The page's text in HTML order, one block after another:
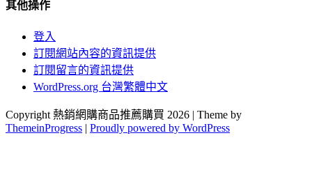
其他操作
登入
訂閱網站內容的資訊提供
訂閱留言的資訊提供
WordPress.org 台灣繁體中文
Copyright 熱銷網購商品推薦購買 2026 | Theme by
ThemeinProgress | Proudly powered by WordPress